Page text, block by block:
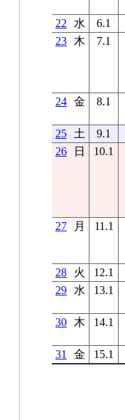
22
水
6.1
23
木 7.1
24 金 8.1
25
土 9.1
26
日 10.1
27
月 11.1
28
火 12.1
29
水 13.1
30
木 14.1
31
金 15.1